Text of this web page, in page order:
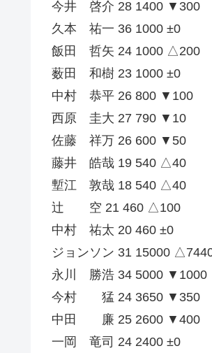
今井 啓介 28 1400 ▼300
久本 祐一 36 1000 ±0
飯田 哲矢 24 1000 △200
薮田 和樹 23 1000 ±0
中村 恭平 26 800 ▼100
西原 圭大 27 790 ▼10
佐藤 祥万 26 600 ▼50
藤井 皓哉 19 540 △40
塹江 敦哉 18 540 △40
辻 空 21 460 △100
中村 祐太 20 460 ±0
ジョンソン 31 15000
永川 勝浩 34 5000 ▼1000
今村 猛 24 3650 ▼350
中田 廉 25 2600 ▼400
一岡 竜司 24 2400 ±0